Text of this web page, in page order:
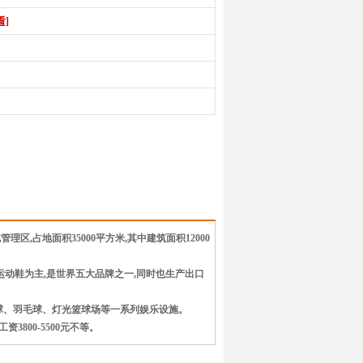
]
区,占地面积35000平方米,其中建筑面积12000
鞋为主,是世界五大品牌之一,同时也生产出口
羽毛球、灯光篮球场等一系列娱乐设施。
3800-5500元不等。